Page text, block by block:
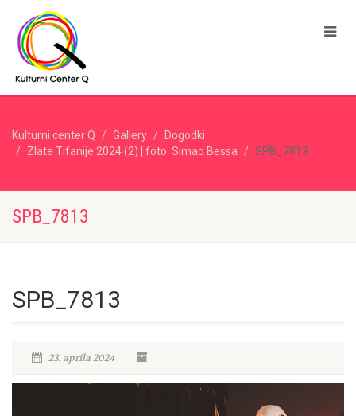
Kulturni center Q Gallery
Dogodki
Zlate Tifanije 2024 (2) | foto: Simao Bessa
SPB_7813
SPB_7813
SPB_7813
23. aprila 2024